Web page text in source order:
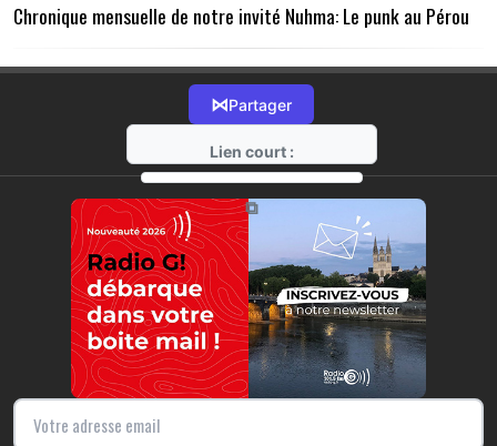
Chronique mensuelle de notre invité Nuhma: Le punk au Pérou
⋈Partager
Lien court :
https://radio-g.fr?10968
⧉